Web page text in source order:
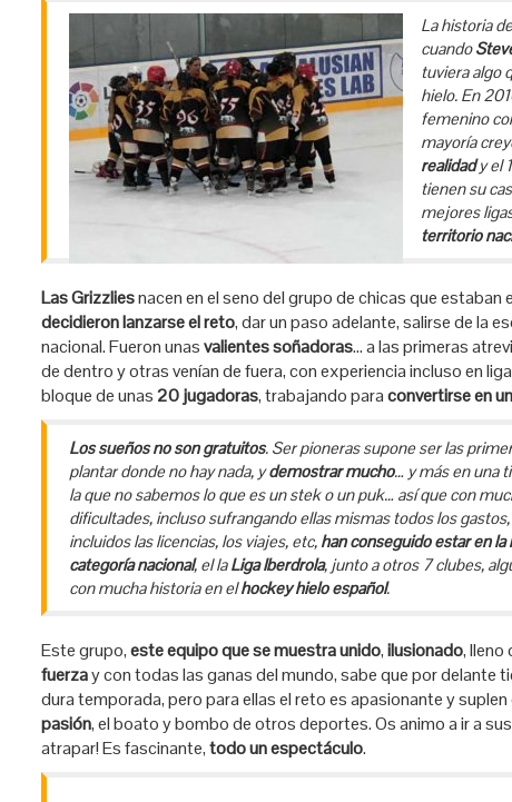
La historia
cuando
tuviera algo
hielo. En
femenino
mayoría
realidady el
tienen su
mejores
territorio
Las Grizzliesnacen en el seno del grupo de chicas que estaban
decidieron lanzarse el reto, dar un paso adelante, salirse de la
nacional. Fueron unasvalientes soñadoras… a las primeras
de dentro y otras venían de fuera, con experiencia incluso en
bloque de unas20 jugadoras, trabajando paraconvertirse en
Los sueños no son gratuitos. Ser pioneras supone ser las
plantar donde no hay nada, ydemostrar mucho… y más en una
la que no sabemos lo que es un stek o un puk… así que con
dificultades, incluso sufrangando ellas mismas todos los gastos,
incluidos las licencias, los viajes, etc, han conseguido estar en la
categoría nacional, el laLiga Iberdrola, junto a otros 7 clubes,
con mucha historia en elhockey hielo español.
Este grupo,este equipo que se muestra unido,ilusionado, lleno
fuerzay con todas las ganas del mundo, sabe que por delante
dura temporada, pero para ellas el reto es apasionante y suplen
pasión, el boato y bombo de otros deportes. Os animo a ir a
atrapar! Es fascinante,todo un espectáculo.